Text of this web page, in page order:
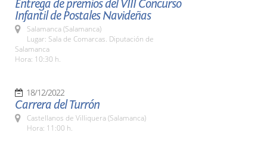
Entrega de premios del VIII Concurso
Infantil de Postales Navideñas
Salamanca (Salamanca)
Lugar: Sala de Comarcas. Diputación de
Salamanca
Hora: 10:30 h.
18/12/2022
Carrera del Turrón
Castellanos de Villiquera (Salamanca)
Hora: 11:00 h.